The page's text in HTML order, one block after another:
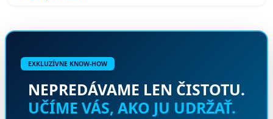
EXKLUZÍVNE KNOW-HOW
NEPREDÁVAME LEN ČISTOTU.
UČÍME VÁS, AKO JU UDRŽAŤ.